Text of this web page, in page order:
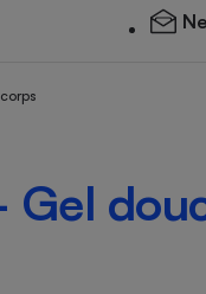
Gel